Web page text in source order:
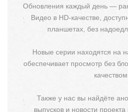
Обновления каждый день —
Видео в HD-качестве,
планшетах, без
Новые серии находятся на
обеспечивает просмотр без
качеством.
Также у нас вы найдёте
выпусков и новости